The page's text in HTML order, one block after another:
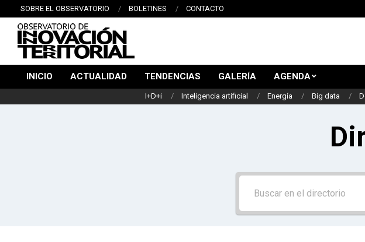
Saltar
al
contenido
SOBRE EL OBSERVATORIO BOLETINES CONTACTO
OBSERVATORIO
DE
INNOVACIÓN
Las noticias y
Menú
INICIO ACTUALIDAD TENDENCIAS GALERÍA AGENDA
I+D+i Inteligencia artificial Energía Big data